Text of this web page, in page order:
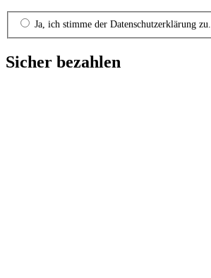
Ja, ich stimme der Datenschutzerklärung zu.
Sicher bezahlen